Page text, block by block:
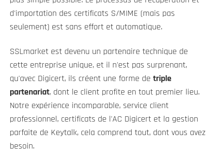
d'importation des certificats S/MIME (mais pas
seulement) est sans effort et automatique.
SSLmarket est devenu un partenaire technique de
cette entreprise unique, et il n'est pas surprenant,
qu'avec Digicert, ils créent une forme de triple
partenariat, dont le client profite en tout premier lieu.
Notre expérience incomparable, service client
professionnel, certificats de l'AC Digicert et la gestion
parfaite de Keytalk, cela comprend tout, dont vous avez
besoin.